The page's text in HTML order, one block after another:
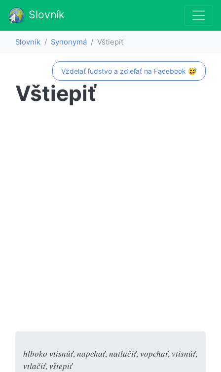
Slovník
Slovník Synonymá Vštiepiť
Vzdelať ľudstvo a zdieľať na Facebook 😅
Vštiepiť
hlboko vtisnúť, napchať, natlačiť, vopchať, vtisnúť,
vtlačiť, vštepiť